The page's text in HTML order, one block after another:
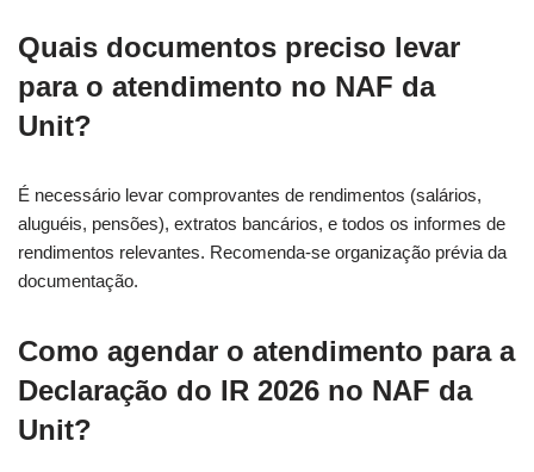
Quais documentos preciso levar
para o atendimento no NAF da
Unit?
É necessário levar comprovantes de rendimentos (salários,
aluguéis, pensões), extratos bancários, e todos os informes de
rendimentos relevantes. Recomenda-se organização prévia da
documentação.
Como agendar o atendimento para a
Declaração do IR 2026 no NAF da
Unit?